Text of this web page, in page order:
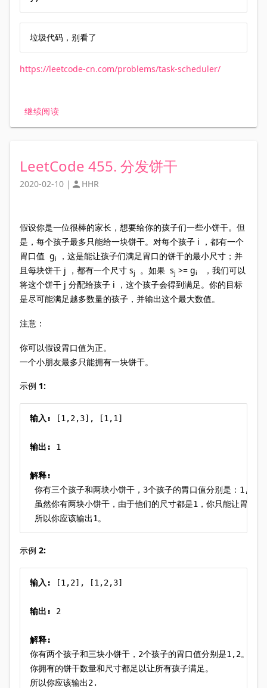
垃圾代码，别看了
https://leetcode-cn.com/problems/task-scheduler/
继续阅读
LeetCode 455. 分发饼干
2020-02-10 |  HHR
假设你是一位很棒的家长，想要给你的孩子们一些小饼干。但
是，每个孩子最多只能给一块饼干。对每个孩子 i ，都有一个
胃口值 gi
，这是能让孩子们满足胃口的饼干的最小尺寸；并
且每块饼干 j ，都有一个尺寸 sj 。如果 sj >= gi
，我们可以
将这个饼干 j 分配给孩子 i ，这个孩子会得到满足。你的目标
是尽可能满足越多数量的孩子，并输出这个最大数值。
注意：
你可以假设胃口值为正。
一个小朋友最多只能拥有一块饼干。
示例 1:
输入: [1,2,3], [1,1]
输出: 1
解释:
你有三个孩子和两块小饼干，3个孩子的胃口值分别是：1,2,3
虽然你有两块小饼干，由于他们的尺寸都是1，你只能让胃口
所以你应该输出1。
示例 2:
输入: [1,2], [1,2,3]
输出: 2
解释:
你有两个孩子和三块小饼干，2个孩子的胃口值分别是1,2。
你拥有的饼干数量和尺寸都足以让所有孩子满足。
所以你应该输出2.